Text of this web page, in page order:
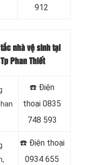
912
nhà vệ sinh tại
Phan Thiết
☎️ Điện
thoại 0835
748 593
☎️ Điện thoại
0934 655